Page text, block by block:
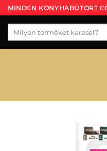
Skip
to
content
MINDEN KONYHABÚTORT
következőre: